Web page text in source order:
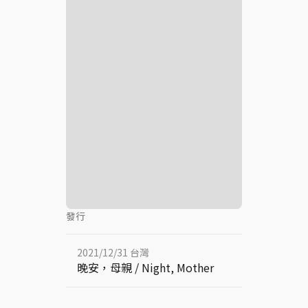
發行
2021/12/31 台灣
晚安，母親 / Night, Mother